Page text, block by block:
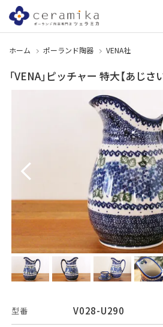
ホーム ポーランド陶器 VENA社
「VENA」ピッチャー 特大【あじさ
型番 V028-U290